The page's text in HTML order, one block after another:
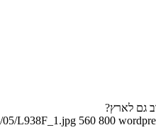
05/L938F_1.jpg 560 800